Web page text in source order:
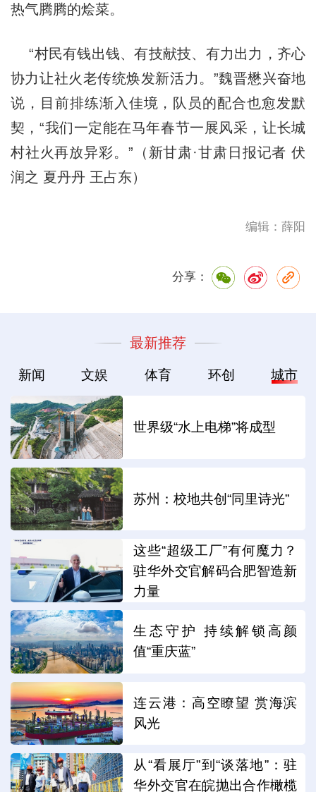
热气腾腾的烩菜。
“村民有钱出钱、有技献技、有力出力，齐心
协力让社火老传统焕发新活力。”魏晋懋兴奋地
说，目前排练渐入佳境，队员的配合也愈发默
契，“我们一定能在马年春节一展风采，让长城
村社火再放异彩。”（新甘肃·甘肃日报记者 伏
润之 夏丹丹 王占东）
编辑：薛阳
分享：
最新推荐
新闻 文娱 体育 环创 城市
世界级“水上电梯”将成型
苏州：校地共创“同里诗光”
这些“超级工厂”有何魔力？
驻华外交官解码合肥智造新
力量
生态守护 持续解锁高颜
值“重庆蓝”
连云港：高空瞭望 赏海滨
风光
从“看展厅”到“谈落地”：驻
华外交官在皖抛出合作橄榄